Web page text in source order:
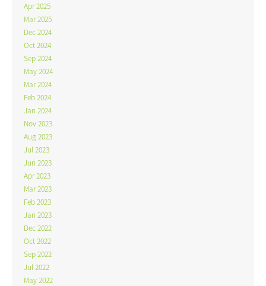
Apr 2025
Mar 2025
Dec 2024
Oct 2024
Sep 2024
May 2024
Mar 2024
Feb 2024
Jan 2024
Nov 2023
Aug 2023
Jul 2023
Jun 2023
Apr 2023
Mar 2023
Feb 2023
Jan 2023
Dec 2022
Oct 2022
Sep 2022
Jul 2022
May 2022